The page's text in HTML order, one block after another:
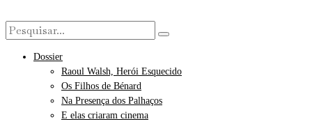
Dossier
Raoul Walsh, Herói Esquecido
Os Filhos de Bénard
Na Presença dos Palhaços
E elas criaram cinema